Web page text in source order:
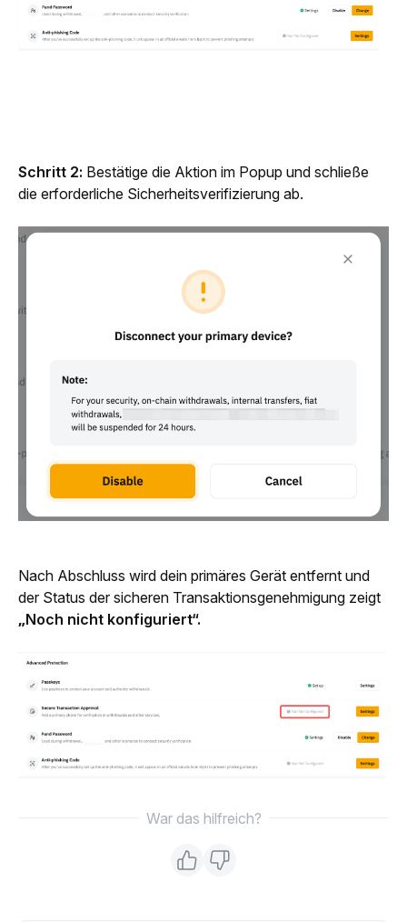
Schritt 2: Bestätige die Aktion im Popup und schließe
die erforderliche Sicherheitsverifizierung ab.
Nach Abschluss wird dein primäres Gerät entfernt und
„Noch nicht konfiguriert“.
War das hilfreich?